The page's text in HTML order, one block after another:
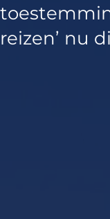
reizen’ nu